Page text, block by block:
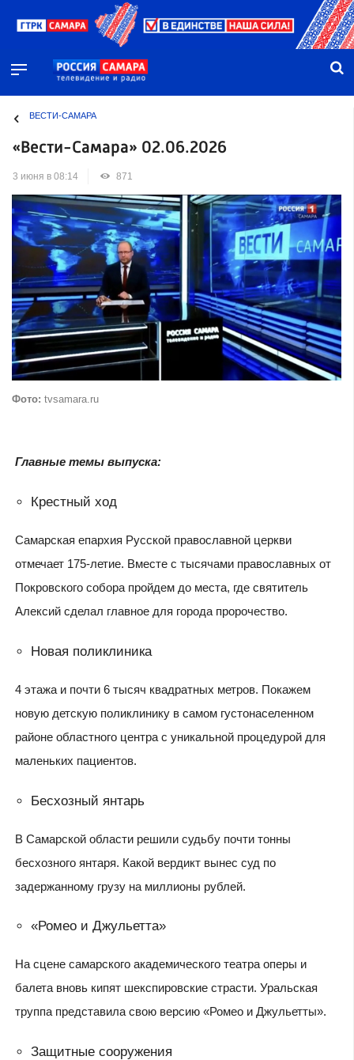
ВЕСТИ-САМАРА
«Вести-Самара» 02.06.2026
3 июня в 08:14 871
Фото: tvsamara.ru
Главные темы выпуска:
Крестный ход
Самарская епархия Русской православной церкви
отмечает 175-летие. Вместе с тысячами православных от
Покровского собора пройдем до места, где святитель
Алексий сделал главное для города пророчество.
Новая поликлиника
4 этажа и почти 6 тысяч квадратных метров. Покажем
новую детскую поликлинику в самом густонаселенном
районе областного центра с уникальной процедурой для
маленьких пациентов.
Бесхозный янтарь
В Самарской области решили судьбу почти тонны
бесхозного янтаря. Какой вердикт вынес суд по
задержанному грузу на миллионы рублей.
«Ромео и Джульетта»
На сцене самарского академического театра оперы и
балета вновь кипят шекспировские страсти. Уральская
труппа представила свою версию «Ромео и Джульетты».
Защитные сооружения